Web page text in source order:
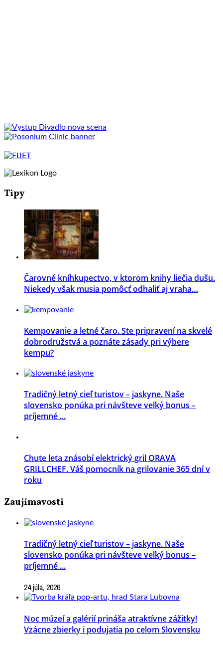
Tipy
Čarovné kníhkupectvo, v ktorom knihy liečia dušu.
Niekedy však musia pomôcť odhaliť aj vraha…
Kempovanie a letné čaro. Ste pripravení na skvelé
dobrodružstvá a poznáte zásady pri výbere
kempu?
Tradičný letný cieľ turistov – jaskyne. Naše
slovensko ponúka pri návšteve veľký bonus –
príjemné ...
Chute leta znásobí elektrický gril ORAVA
GRILLCHEF. Váš pomocník na grilovanie 365 dní v
roku
Zaujímavosti
Tradičný letný cieľ turistov – jaskyne. Naše
slovensko ponúka pri návšteve veľký bonus –
príjemné ...
24 júla, 2026
Noc múzeí a galérií prináša atraktívne zážitky!
Vzácne zbierky i podujatia po celom Slovensku